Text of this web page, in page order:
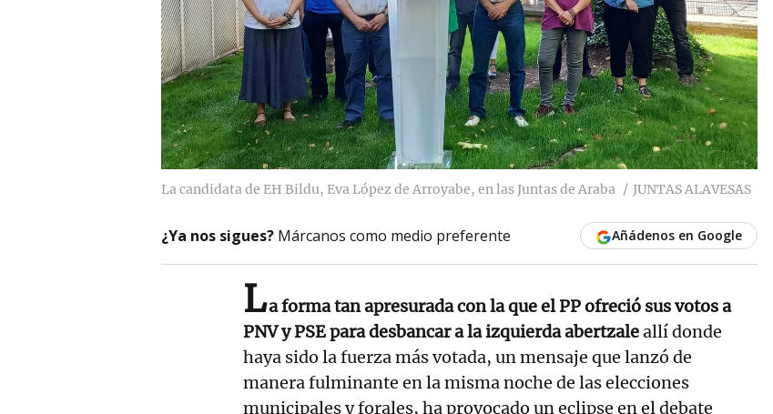
La candidata de EH Bildu, Eva López de Arroyabe, en las Juntas de Araba JUNTAS ALAVESAS
¿Ya nos sigues? Márcanos como medio preferente Añádenos en Google
La forma tan apresurada con la que el PP ofreció sus votos a
PNV y PSE para desbancar a la izquierda abertzaleallí donde
haya sido la fuerza más votada, un mensaje que lanzó de
manera fulminante en la misma noche de las elecciones
municipales y forales, ha provocado un eclipse en el debate